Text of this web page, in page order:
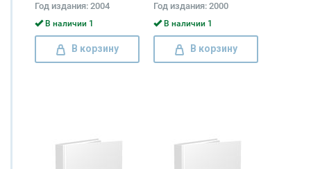
внутреннюю гармонию
Александер Скай
Год издания: 2004
В наличии 1
В корзину
Год издания: 2000
В наличии 1
В корзину